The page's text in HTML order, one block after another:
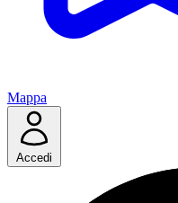
Mappa
Accedi